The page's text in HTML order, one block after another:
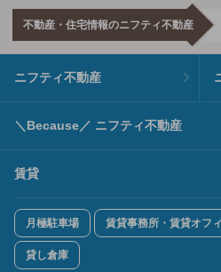
不動産・住宅情報のニフティ不動産
ニフティ不動産
＼Because／ ニフティ不動産
賃貸
月極駐車場 賃貸事務所・賃貸オフ
貸し倉庫